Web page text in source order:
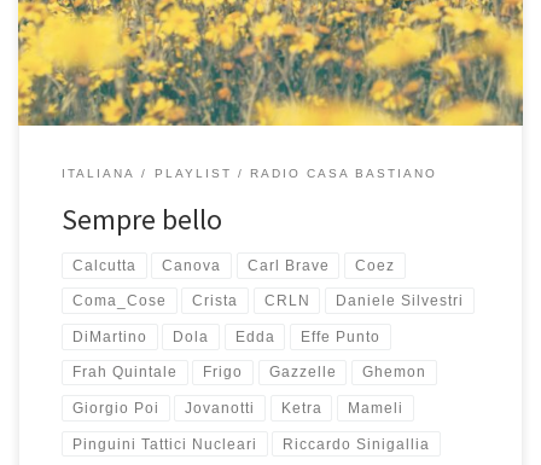
stesso, alcuni passaggi tra una canzone e l’altra sono proprio […]
ITALIANA PLAYLIST RADIO CASA BASTIANO
Sempre bello
Calcutta Canova Carl Brave Coez
Coma_Cose Crista CRLN Daniele Silvestri
DiMartino Dola Edda Effe Punto
Frah Quintale Frigo Gazzelle Ghemon
Giorgio Poi Jovanotti Ketra Mameli
Pinguini Tattici Nucleari Riccardo Sinigallia